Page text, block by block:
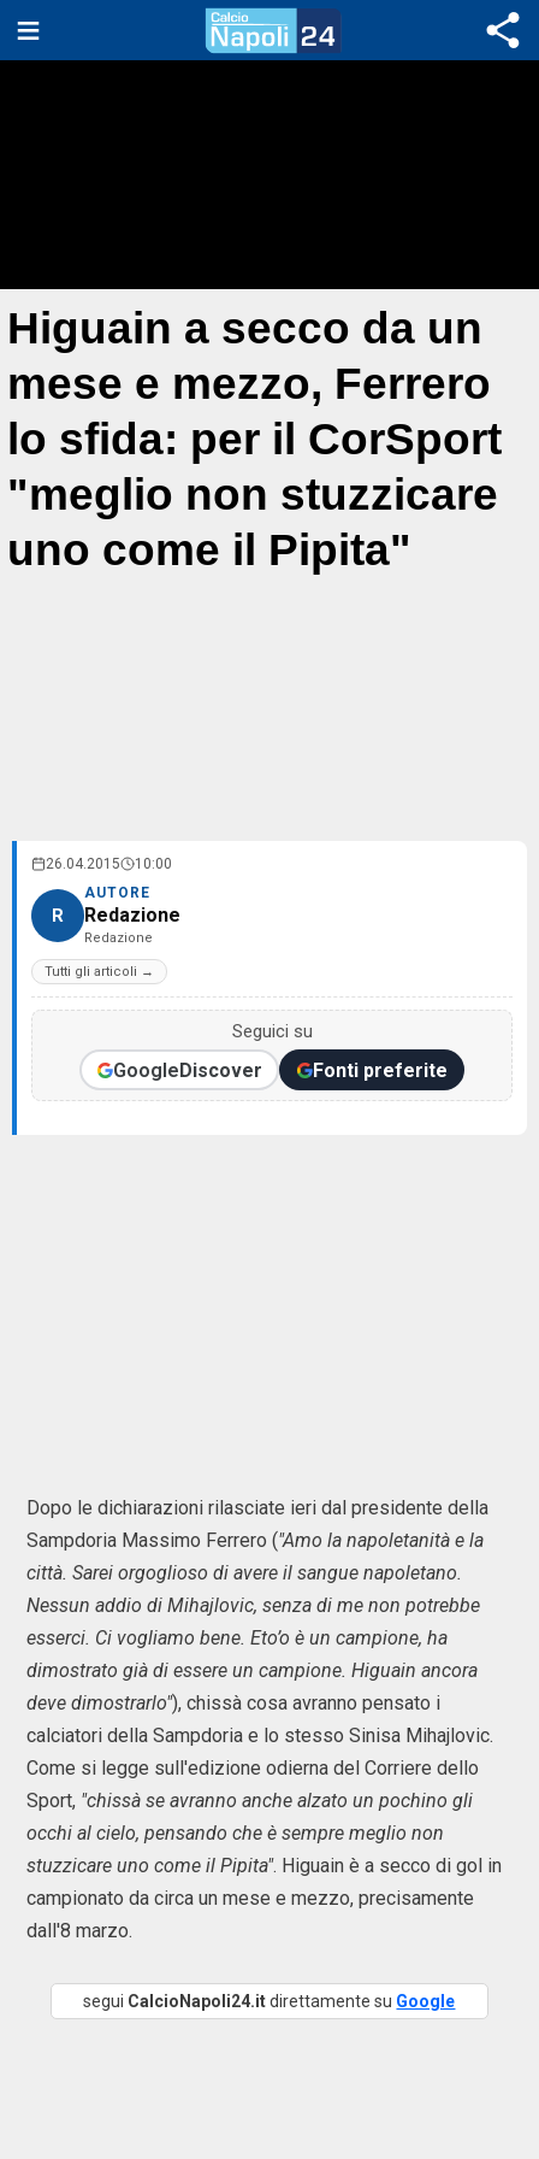
Higuain a secco da un
mese e mezzo, Ferrero
lo sfida: per il CorSport
"meglio non stuzzicare
uno come il Pipita"
26.04.2015 10:00
R
AUTORE
Redazione
Redazione
Tutti gli articoli →
Seguici su
GoogleDiscover Fonti preferite
Dopo le dichiarazioni rilasciate ieri dal presidente della
Sampdoria Massimo Ferrero ("Amo la napoletanità e la
città. Sarei orgoglioso di avere il sangue napoletano.
Nessun addio di Mihajlovic, senza di me non potrebbe
esserci. Ci vogliamo bene. Eto’o è un campione, ha
dimostrato già di essere un campione. Higuain ancora
deve dimostrarlo"), chissà cosa avranno pensato i
calciatori della Sampdoria e lo stesso Sinisa Mihajlovic.
Come si legge sull'edizione odierna del Corriere dello
Sport, "chissà se avranno anche alzato un pochino gli
occhi al cielo, pensando che è sempre meglio non
stuzzicare uno come il Pipita". Higuain è a secco di gol in
campionato da circa un mese e mezzo, precisamente
dall'8 marzo.
segui CalcioNapoli24.itdirettamente su Google